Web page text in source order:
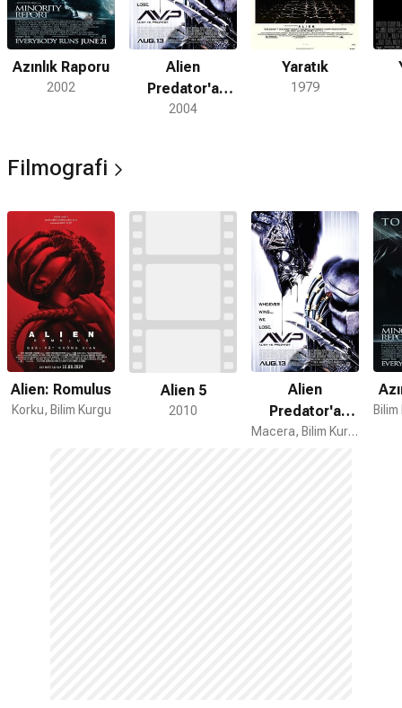
Azınlık Raporu
2002
Alien
Predator'a
Karşı
2004
Yaratık
1979
Filmografi
Alien: Romulus
Korku, Bilim Kurgu
Alien 5
2010
Alien
Predator'a
Karşı
Macera, Bilim Kurgu, Aksiyon